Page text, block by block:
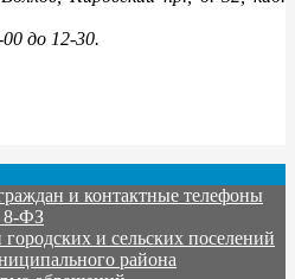
до 12-30.
и контактные телефоны
8-ФЗ
и сельских поселений
района